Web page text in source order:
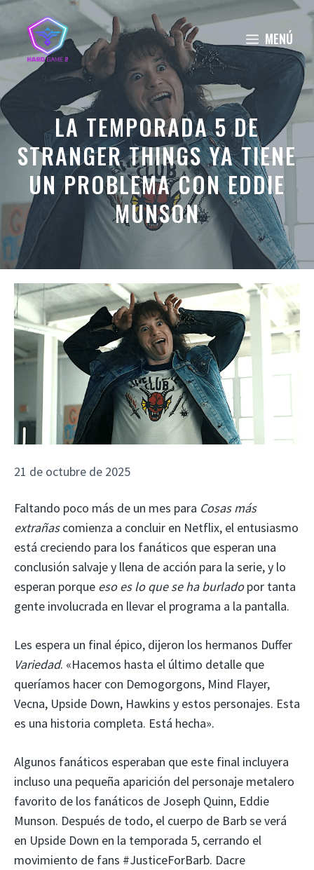
Saltar
contenido
MENÚ
LA TEMPORADA 5 DE
STRANGER THINGS YA TIENE
UN PROBLEMA CON EDDIE
MUNSON
21 de octubre de 2025
Faltando poco más de un mes para Cosas más
extrañascomienza a concluir en Netflix, el entusiasmo
está creciendo para los fanáticos que esperan una
conclusión salvaje y llena de acción para la serie, y lo
esperan porque eso es lo que se ha burladopor tanta
gente involucrada en llevar el programa a la pantalla.
Les espera un final épico, dijeron los hermanos Duffer
Variedad. «Hacemos hasta el último detalle que
queríamos hacer con Demogorgons, Mind Flayer,
Vecna, Upside Down, Hawkins y estos personajes. Esta
es una historia completa. Está hecha».
Algunos fanáticos esperaban que este final incluyera
incluso una pequeña aparición del personaje metalero
favorito de los fanáticos de Joseph Quinn, Eddie
Munson. Después de todo, el cuerpo de Barb se verá
en Upside Down en la temporada 5, cerrando el
movimiento de fans #JusticeForBarb. Dacre